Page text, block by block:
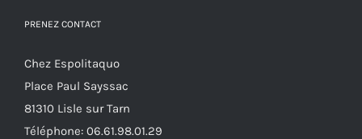
PRENEZ CONTACT
Chez Espolitaquo
Place Paul Sayssac
81310 Lisle sur Tarn
Téléphone: 06.61.98.01.29